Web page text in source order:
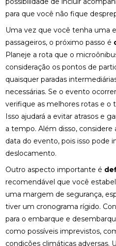
para que você não fique
Uma vez que você tenha uma
passageiros, o próximo passo é
Planeje a rota que o
consideração os pontos de
quaisquer paradas
necessárias. Se o evento
verifique as melhores rotas e
Isso ajudará a evitar atrasos e
a tempo. Além disso,
data do evento, pois isso pode
deslocamento.
Outro aspecto importante é
recomendável que você
uma margem de segurança,
tiver um cronograma rígido.
para o embarque e
como possíveis imprevistos,
condições climáticas adversas.